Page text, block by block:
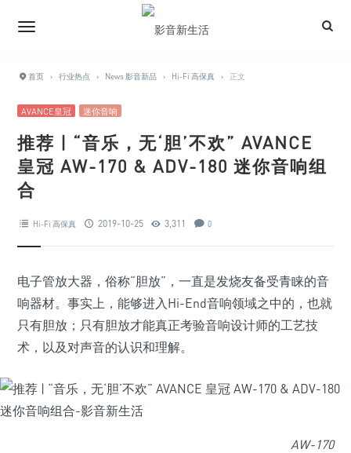
首页 › 行业热点 › News 影音新品 › Hi-Fi 高保真 › 正文
AVANCE皇冠 迷你音响
推荐 | “音乐，无‘胆’不欢” AVANCE
皇冠 AW-170 & ADV-180 迷你音响组
合
Hi-Fi 高保真 2019-10-25 3,311 0
电子管放大器，俗称“胆放”，一直是发烧友备受青睐的音
响器材。事实上，能够进入Hi-End音响领域之中的，也就
只有胆放；只有胆放才能真正考验音响设计师的工艺技
术，以及对声音的认识和理解。
AW-170